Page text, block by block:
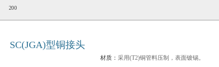
200
SC(JGA)型铜接头
材质： 采用(T2)铜管料压制，表面镀锡。